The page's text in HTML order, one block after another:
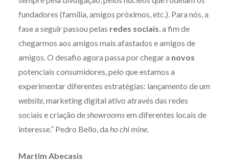
fundadores (família, amigos próximos, etc.). Para nós, a
fase a seguir passou pelas redes sociais , a fim de
chegarmos aos amigos mais afastados e amigos de
amigos. O desafio agora passa por chegar a novos
potenciais consumidores, pelo que estamos a
experimentar diferentes estratégias: lançamento de um
website, marketing digital ativo através das redes
sociais e criação de showroomsem diferentes locais de
interesse.” Pedro Bello, da ho chi mine.
Martim Abecasis